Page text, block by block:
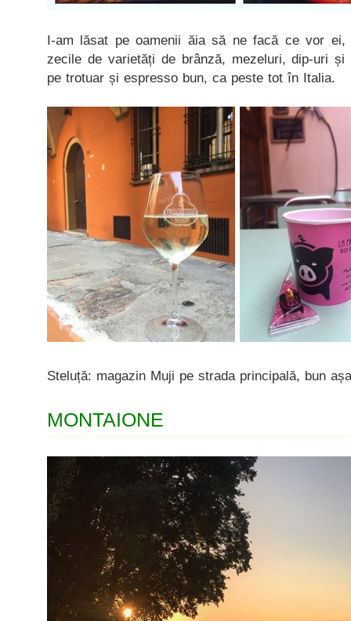
I-am lăsat pe oamenii ăia să ne facă ce vor
zecile de varietăți de brânză, mezeluri, dip-uri și
pe trotuar și espresso bun, ca peste tot în Italia.
Steluță: magazin Muji pe strada principală, bun
MONTAIONE